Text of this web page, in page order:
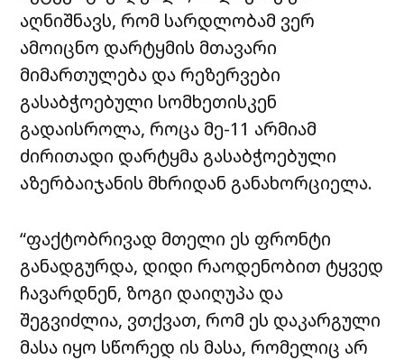
აღნიშნავს, რომ სარდლობამ ვერ
ამოიცნო დარტყმის მთავარი
მიმართულება და რეზერვები
გასაბჭოებული სომხეთისკენ
გადაისროლა, როცა მე-11 არმიამ
ძირითადი დარტყმა გასაბჭოებული
აზერბაიჯანის მხრიდან განახორციელა.
“ფაქტობრივად მთელი ეს ფრონტი
განადგურდა, დიდი რაოდენობით ტყვედ
ჩავარდნენ, ზოგი დაიღუპა და
შეგვიძლია, ვთქვათ, რომ ეს დაკარგული
მასა იყო სწორედ ის მასა, რომელიც არ